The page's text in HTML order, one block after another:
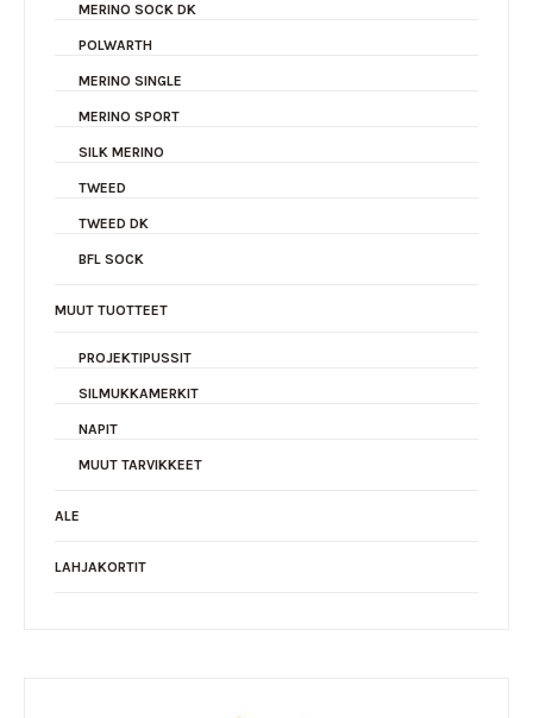
MERINO SOCK DK
POLWARTH
MERINO SINGLE
MERINO SPORT
SILK MERINO
TWEED
TWEED DK
BFL SOCK
MUUT TUOTTEET
PROJEKTIPUSSIT
SILMUKKAMERKIT
NAPIT
MUUT TARVIKKEET
ALE
LAHJAKORTIT